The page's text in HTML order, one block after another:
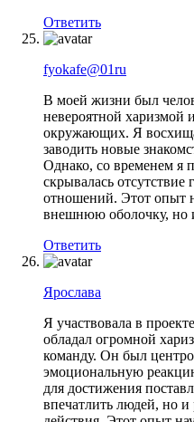
Ответить
fyokafe@01ru
В моей жизни был
невероятной харизмой
окружающих. Я
заводить новые
Однако, со временем я
скрывалась
отношений. Этот опыт
внешнюю оболочку, но
Ответить
Ярослава
Я участвовала в
обладал огромной
команду. Он был
эмоциональную
для достижения
впечатлить людей, но и